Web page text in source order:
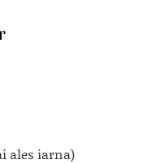
ales iarna)